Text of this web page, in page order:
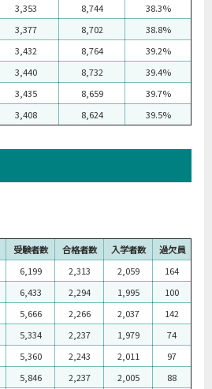
3,353 8,744
38.3%
3,377 8,702
38.8%
3,432 8,764
39.2%
3,440 8,732
39.4%
3,435 8,659
39.7%
3,408 8,624 39.5%
受験者数 合格者数 入学者数
過欠員
6,199 2,313 2,059
164
6,433 2,294 1,995
100
5,666 2,266 2,037
142
5,334 2,237 1,979
74
5,360 2,243 2,011
97
5,846 2,237 2,005
88